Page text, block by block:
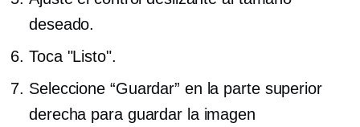
deseado.
Toca "Listo".
Seleccione “Guardar” en la parte superior
derecha para guardar la imagen